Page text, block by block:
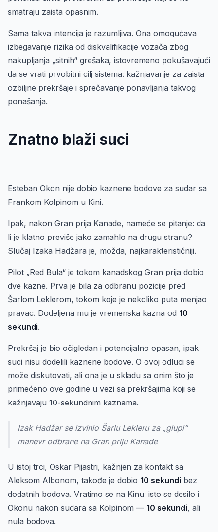
smatraju zaista opasnim.
Sama takva intencija je razumljiva. Ona omogućava
izbegavanje rizika od diskvalifikacije vozača zbog
nakupljanja „sitnih“ grešaka, istovremeno pokušavajući
da se vrati prvobitni cilj sistema: kažnjavanje za zaista
ozbiljne prekršaje i sprečavanje ponavljanja takvog
ponašanja.
Znatno blaži suci
Esteban Okon nije dobio kaznene bodove za sudar sa
Frankom Kolpinom u Kini.
Ipak, nakon Gran prija Kanade, nameće se pitanje: da
li je klatno previše jako zamahlo na drugu stranu?
Slučaj Izaka Hadžara je, možda, najkarakterističniji.
Pilot „Red Bula“ je tokom kanadskog Gran prija dobio
dve kazne. Prva je bila za odbranu pozicije pred
Šarlom Leklerom, tokom koje je nekoliko puta menjao
pravac. Dodeljena mu je vremenska kazna od 10
sekundi.
Prekršaj je bio očigledan i potencijalno opasan, ipak
suci nisu dodelili kaznene bodove. O ovoj odluci se
može diskutovati, ali ona je u skladu sa onim što je
primećeno ove godine u vezi sa prekršajima koji se
kažnjavaju 10-sekundnim kaznama.
Izak Hadžar se izvinio Šarlu Lekleru za „glupi“
manevr odbrane na Gran priju Kanade
U istoj trci, Oskar Pijastri, kažnjen za kontakt sa
Aleksom Albonom, takođe je dobio 10 sekundi bez
dodatnih bodova. Vratimo se na Kinu: isto se desilo i
Okonu nakon sudara sa Kolpinom — 10 sekundi, ali
nula bodova.